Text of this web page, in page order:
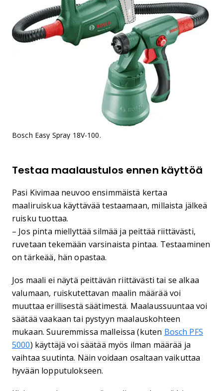
Bosch Easy Spray 18V-100.
Testaa maalaustulos ennen käyttöä
Pasi Kivimaa neuvoo ensimmäistä kertaa
maaliruiskua käyttävää testaamaan, millaista jälkeä
ruisku tuottaa.
– Jos pinta miellyttää silmää ja peittää riittävästi,
ruvetaan tekemään varsinaista pintaa. Testaaminen
on tärkeää, hän opastaa.
Jos maali ei näytä peittävän riittävästi tai se alkaa
valumaan, ruiskutettavan maalin määrää voi
muuttaa erillisestä säätimestä. Maalaussuuntaa voi
säätää vaakaan tai pystyyn maalauskohteen
mukaan. Suuremmissa malleissa (kuten Bosch PFS
5000) käyttäjä voi säätää myös ilman määrää ja
vaihtaa suutinta. Näin voidaan osaltaan vaikuttaa
hyvään lopputulokseen.